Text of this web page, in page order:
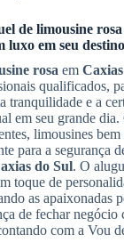
de limousine rosa
luxo em seu destino
rosa em
qualificados,
tranquilidade e a
em seu grande
limousines
para a segurança
do Sul. O
toque de
as apaixonadas
de fechar negócio
com a Vou